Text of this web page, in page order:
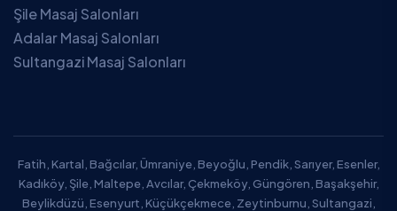
Şile Masaj Salonları
Adalar Masaj Salonları
Sultangazi Masaj Salonları
Fatih, Kartal, Bağcılar, Ümraniye, Beyoğlu, Pendik, Sarıyer, Esenler,
Kadıköy, Şile, Maltepe, Avcılar, Çekmeköy, Güngören, Başakşehir,
Beylikdüzü, Esenyurt, Küçükçekmece, Zeytinburnu, Sultangazi,